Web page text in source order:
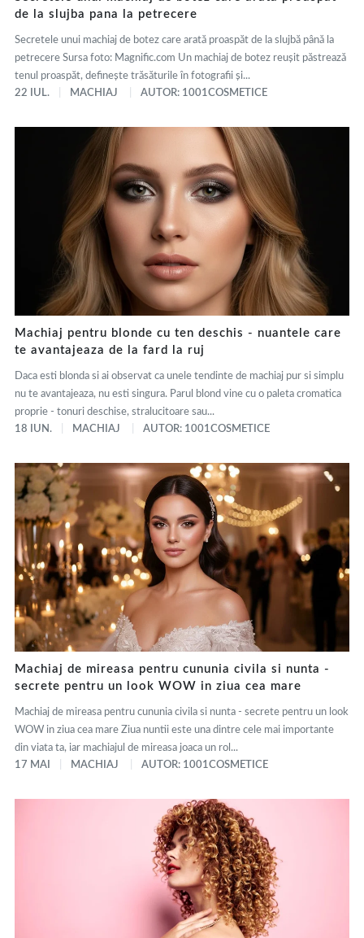
de la slujba pana la petrecere
Secretele unui machiaj de botez care arată proaspăt de la slujbă până la
petrecere Sursa foto: Magnific.com Un machiaj de botez reușit păstrează
tenul proaspăt, definește trăsăturile în fotografii și...
22 IUL.
MACHIAJ AUTOR: 1001COSMETICE
Machiaj pentru blonde cu ten deschis - nuantele care
te avantajeaza de la fard la ruj
Daca esti blonda si ai observat ca unele tendinte de machiaj pur si simplu
nu te avantajeaza, nu esti singura. Parul blond vine cu o paleta cromatica
proprie - tonuri deschise, stralucitoare sau...
18 IUN.
MACHIAJ AUTOR: 1001COSMETICE
Machiaj de mireasa pentru cununia civila si nunta -
secrete pentru un look WOW in ziua cea mare
Machiaj de mireasa pentru cununia civila si nunta - secrete pentru un look
WOW in ziua cea mare Ziua nuntii este una dintre cele mai importante
din viata ta, iar machiajul de mireasa joaca un rol...
17 MAI
MACHIAJ AUTOR: 1001COSMETICE